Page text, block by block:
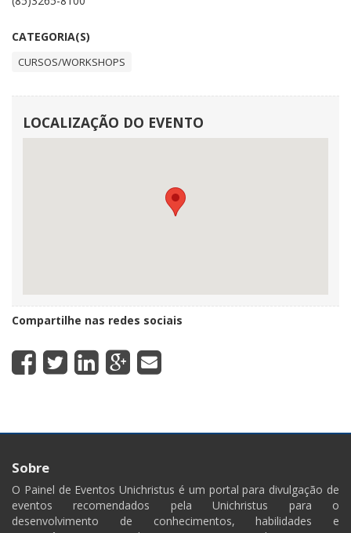
CATEGORIA(S)
CURSOS/WORKSHOPS
LOCALIZAÇÃO DO EVENTO
Compartilhe nas redes sociais
Sobre
O Painel de Eventos Unichristus é um portal para divulgação de
eventos recomendados pela Unichristus para o
desenvolvimento de conhecimentos, habilidades e